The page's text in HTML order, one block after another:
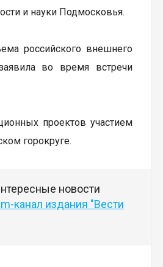
и науки Подмосковья.
российского внешнего
во время встречи
проектов участием
горокруге.
новости
канал издания "Вести